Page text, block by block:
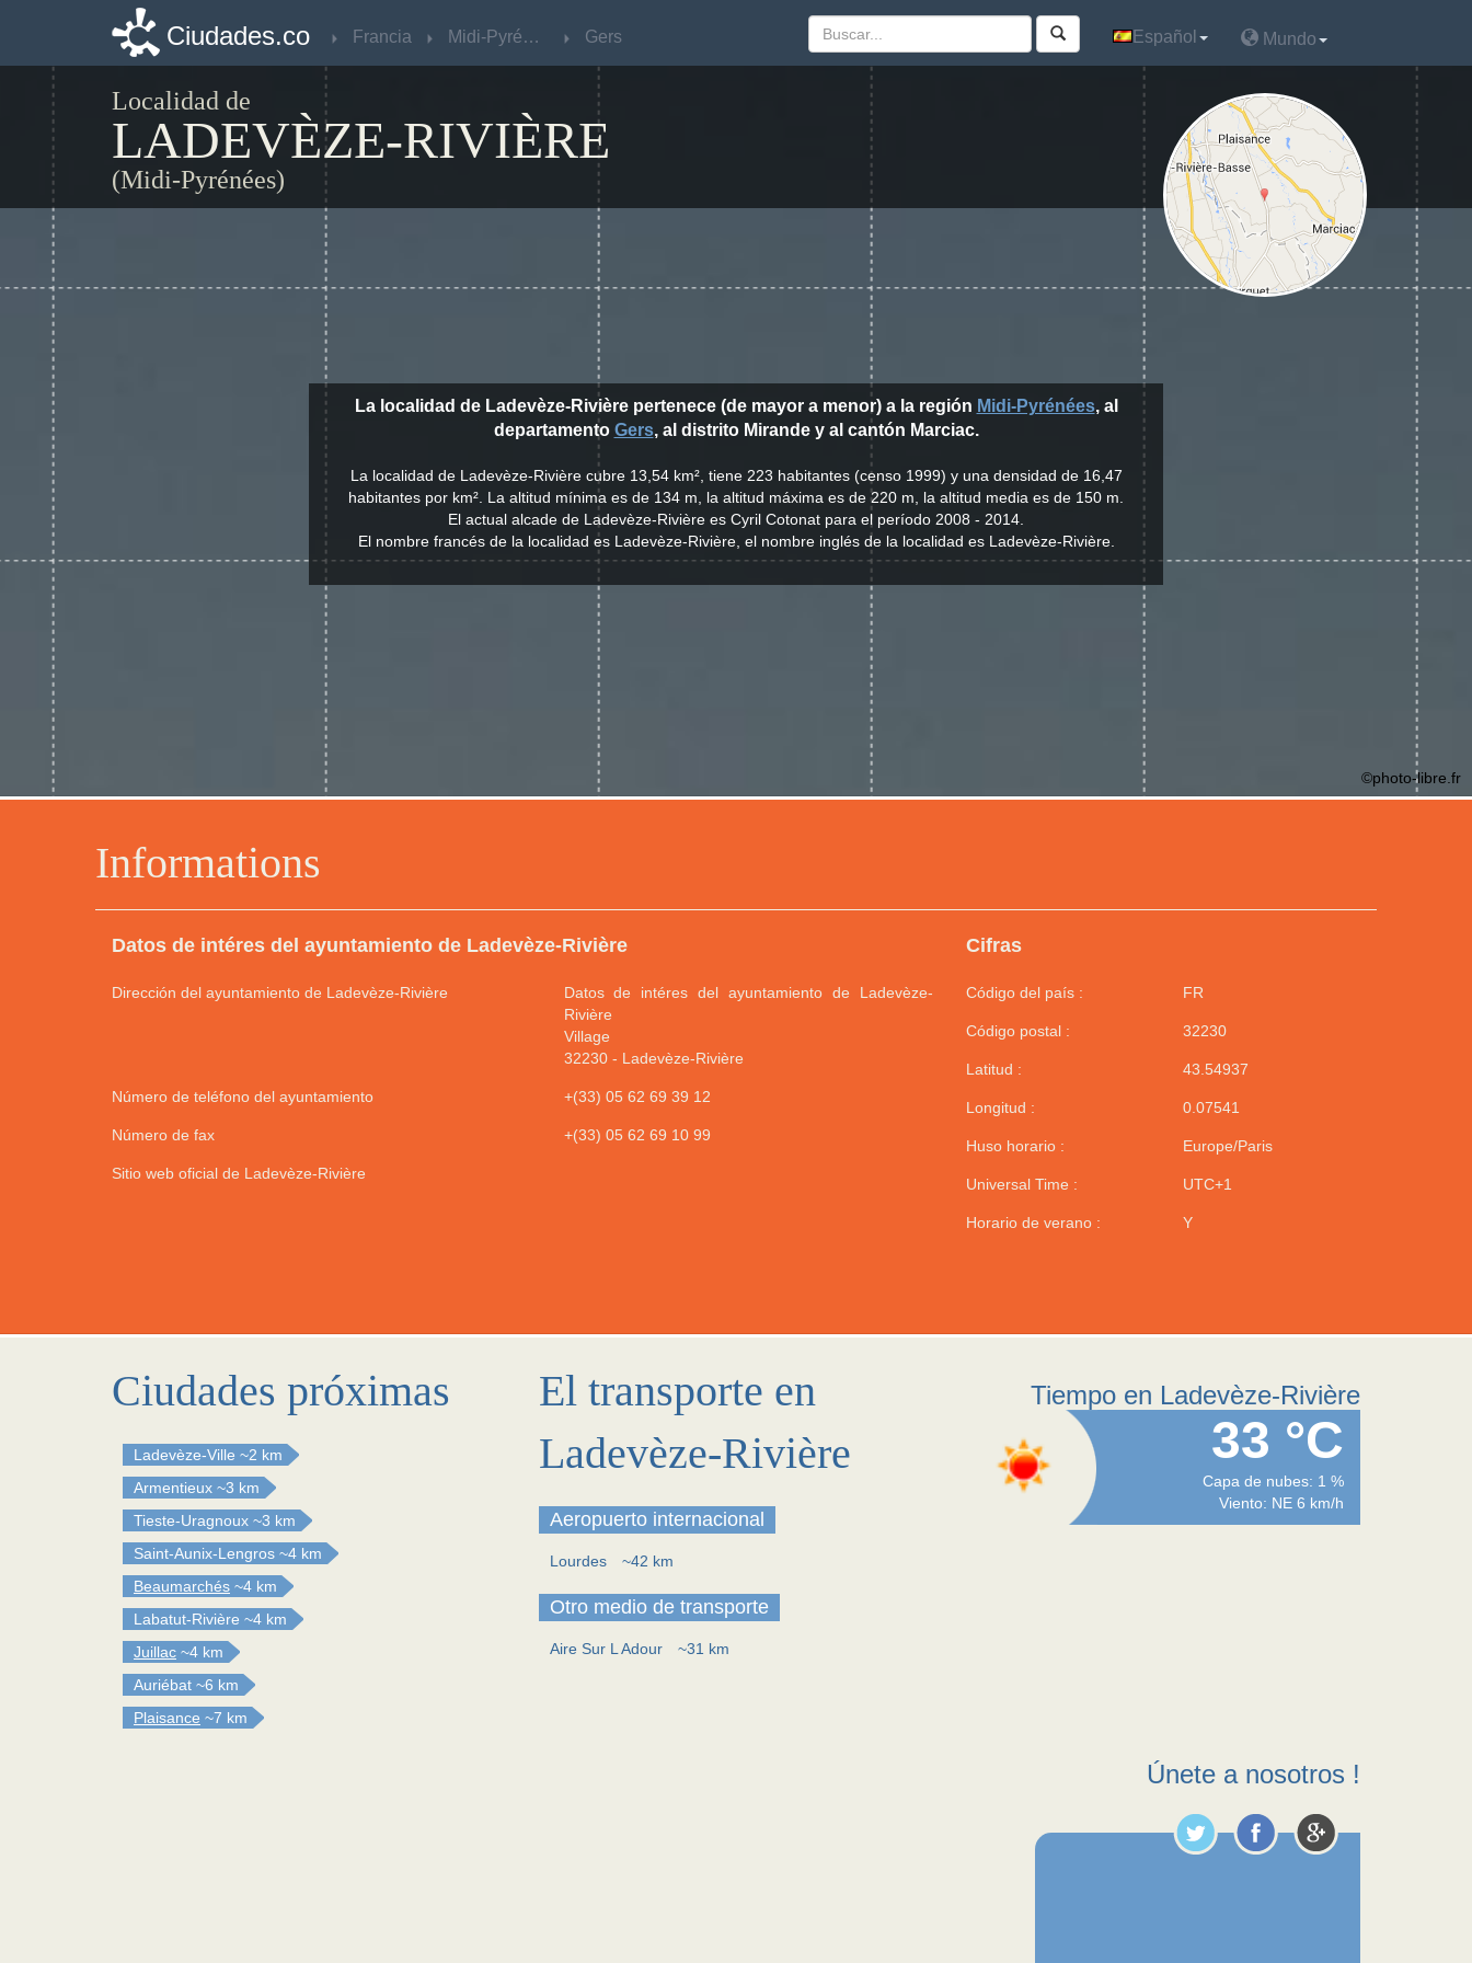
Ciudades.co Francia Midi-Pyrénées Gers Español Mundo
Localidad de
LADEVÈZE-RIVIÈRE
(Midi-Pyrénées)
Informations
Datos de intéres del ayuntamiento de Ladevèze-Rivière
Dirección del ayuntamiento de Ladevèze-Rivière
Datos de intéres del ayuntamiento de Ladevèze-
Rivière
Village
32230- Ladevèze-Rivière
Número de teléfono del ayuntamiento +(33) 05 62 69 39 12
Número de fax +(33) 05 62 69 10 99
Sitio web oficial de Ladevèze-Rivière
Cifras
Código del país : FR
Código postal : 32230
Latitud : 43.54937
Longitud : 0.07541
Huso horario : Europe/Paris
Universal Time : UTC+1
Horario de verano : Y
La localidad de Ladevèze-Rivière pertenece (de mayor a menor) a la región Midi-Pyrénées, al
departamento Gers, al distrito Mirande y al cantón Marciac.
La localidad de Ladevèze-Rivière cubre 13,54 km², tiene 223 habitantes (censo 1999) y una densidad de 16,47
habitantes por km². La altitud mínima es de 134 m, la altitud máxima es de 220 m, la altitud media es de 150 m.
El actual alcade de Ladevèze-Rivière es Cyril Cotonat para el período 2008 - 2014.
El nombre francés de la localidad es Ladevèze-Rivière, el nombre inglés de la localidad es Ladevèze-Rivière.
©photo-libre.fr
Ciudades próximas
Ladevèze-Ville ~2 km
Armentieux ~3 km
Tieste-Uragnoux ~3 km
Saint-Aunix-Lengros ~4 km
Beaumarchés ~4 km
Labatut-Rivière ~4 km
Juillac ~4 km
Auriébat ~6 km
Plaisance ~7 km
El transporte en
Ladevèze-Rivière
Aeropuerto internacional
Lourdes ~42 km
Otro medio de transporte
Aire Sur L Adour ~31 km
Tiempo en Ladevèze-Rivière
33 °C
Capa de nubes: 1 %
Viento: NE 6 km/h
Únete a nosotros !
Ciudades.co Francia Midi-Pyrénées Gers Español Mundo